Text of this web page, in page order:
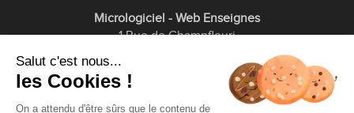
Micrologiciel - Web Enseignes
1 Rue de Champfleuri
01 75 43 63 60
Salut c'est nous...
les Cookies !
On a attendu d'être sûrs que le contenu de